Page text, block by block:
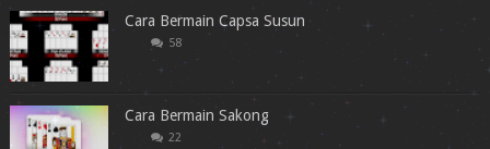
Cara Bermain Capsa Susun
58
Cara Bermain Sakong
22